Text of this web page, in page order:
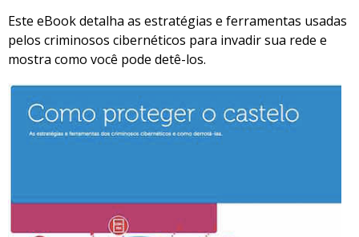
Este eBook detalha as estratégias e ferramentas usadas
pelos criminosos cibernéticos para invadir sua rede e
mostra como você pode detê-los.